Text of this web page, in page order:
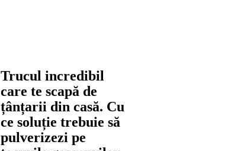
Trucul incredibil
care te scapă de
țânțarii din casă. Cu
ce soluție trebuie să
pulverizezi pe